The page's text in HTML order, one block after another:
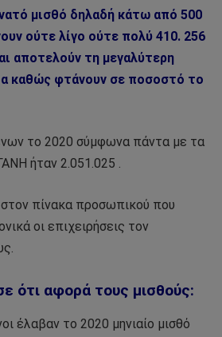
μισθό δηλαδή κάτω από 500
ούτε λίγο ούτε πολύ 410. 256
αποτελούν τη μεγαλύτερη
καθώς φτάνουν σε ποσοστό το
το 2020 σύμφωνα πάντα με τα
ήταν 2.051.025 .
πίνακα προσωπικού που
οι επιχειρήσεις τον
ότι αφορά τους μισθούς:
έλαβαν το 2020 μηνιαίο μισθό